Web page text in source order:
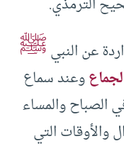
عن النبيﷺ
وعند سماع
الصباح والمساء
والأوقات التي